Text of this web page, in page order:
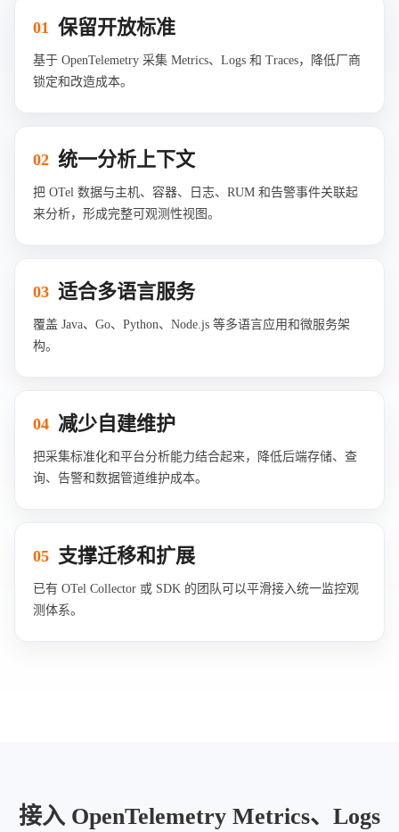
01 保留开放标准
基于 OpenTelemetry 采集 Metrics、Logs 和 Traces，降低厂商
锁定和改造成本。
02 统一分析上下文
把 OTel 数据与主机、容器、日志、RUM 和告警事件关联起
来分析，形成完整可观测性视图。
03 适合多语言服务
覆盖 Java、Go、Python、Node.js 等多语言应用和微服务架
构。
04 减少自建维护
把采集标准化和平台分析能力结合起来，降低后端存储、查
询、告警和数据管道维护成本。
05 支撑迁移和扩展
已有 OTel Collector 或 SDK 的团队可以平滑接入统一监控观
测体系。
接入 OpenTelemetry Metrics、Logs